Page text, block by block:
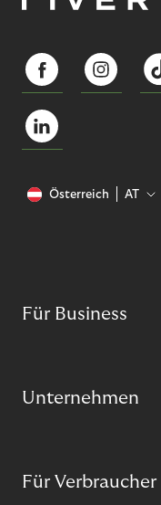
Österreich AT
Für Business
Unternehmen
Für Verbraucher